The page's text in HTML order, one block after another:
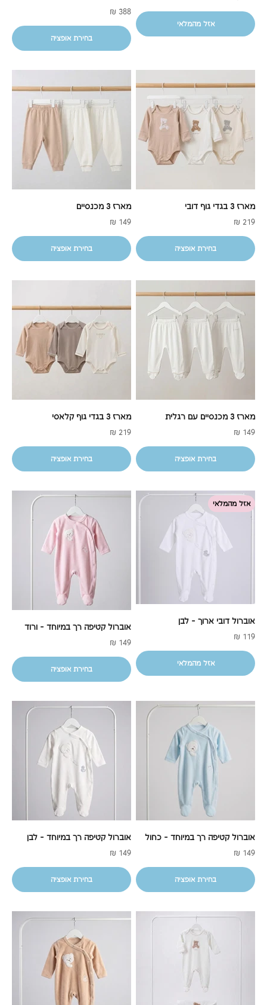
אזל מהמלאי
מחיר מבצע
388 ₪
בחירת אופציה
מארז 3 בגדי גוף דובי
מחיר מבצע
219 ₪
בחירת אופציה
מארז 3 מכנסיים
מחיר מבצע
149 ₪
בחירת אופציה
מארז 3 מכנסיים עם רגלית
מחיר מבצע
149 ₪
בחירת אופציה
מארז 3 בגדי גוף קלאסי
מחיר מבצע
219 ₪
בחירת אופציה
אזל מהמלאי
אוברול דובי ארוך - לבן
מחיר מבצע
119 ₪
אזל מהמלאי
אוברול קטיפה רך במיוחד - ורוד
מחיר מבצע
149 ₪
בחירת אופציה
אוברול קטיפה רך במיוחד - כחול
מחיר מבצע
149 ₪
בחירת אופציה
אוברול קטיפה רך במיוחד - לבן
מחיר מבצע
149 ₪
בחירת אופציה